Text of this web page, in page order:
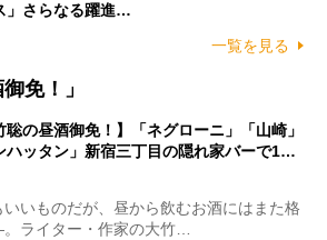
さらなる躍進…
一覧を見る
免！」
聡の昼酒御免！】「ネグローニ」「山崎」
ハッタン」新宿三丁目の隠れ家バーで1…
いものだが、昼から飲むお酒にはまた格
ライター・作家の大竹…